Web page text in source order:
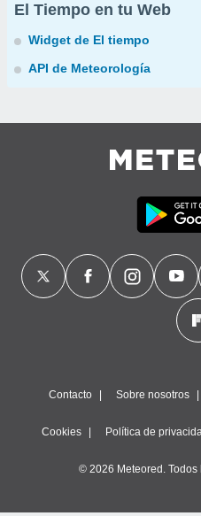
El Tiempo en tu Web
Widget de El tiempo
API de Meteorología
Contacto Sobre nosotros
Cookies Política de
© 2026 Meteored.